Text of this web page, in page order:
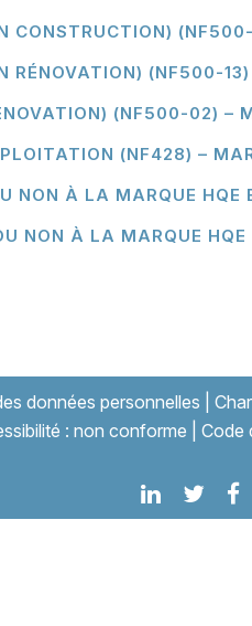
CONSTRUCTION)
RÉNOVATION) (NF500-
(NF500-02) –
(NF428) –
NON À LA MARQUE
NON À LA MARQUE
données personnelles
: non conforme
Code